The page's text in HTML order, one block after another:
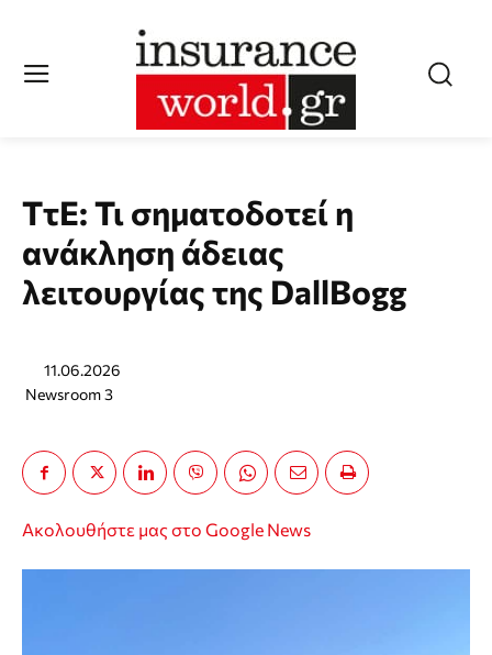
ΤτΕ: Τι σηματοδοτεί η
ανάκληση άδειας
λειτουργίας της DallBogg
11.06.2026
Newsroom 3
Ακολουθήστε μας στο Google News